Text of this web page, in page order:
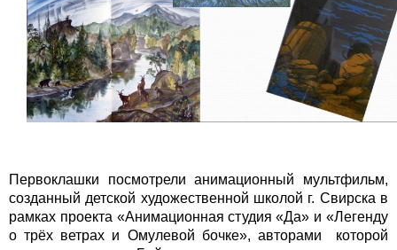
Первоклашки посмотрели анимационный мультфильм,
созданный детской художественной школой г. Свирска в
рамках проекта «Анимационная студия «Да» и «Легенду
о трёх ветрах и Омулевой бочке», авторами которой